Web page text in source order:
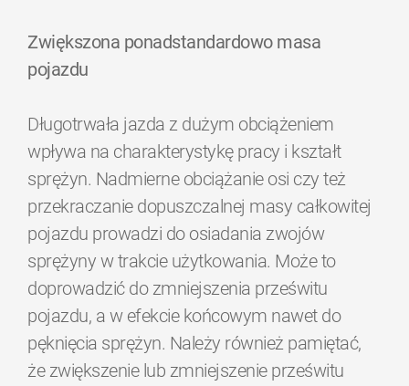
Zwiększona ponadstandardowo masa
pojazdu
Długotrwała jazda z dużym obciążeniem
wpływa na charakterystykę pracy i kształt
sprężyn. Nadmierne obciążanie osi czy też
przekraczanie dopuszczalnej masy całkowitej
pojazdu prowadzi do osiadania zwojów
sprężyny w trakcie użytkowania. Może to
doprowadzić do zmniejszenia prześwitu
pojazdu, a w efekcie końcowym nawet do
pęknięcia sprężyn. Należy również pamiętać,
że zwiększenie lub zmniejszenie prześwitu